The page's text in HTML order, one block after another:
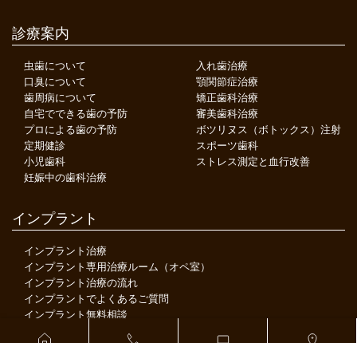
診療案内
虫歯について
口臭について
歯周病について
自宅でできる歯の予防
プロによる歯の予防
定期健診
小児歯科
妊娠中の歯科治療
入れ歯治療
顎関節症治療
矯正歯科治療
審美歯科治療
ボツリヌス（ボトックス）注射
スポーツ歯科
ストレス測定と血行改善
インプラント
インプラント治療
インプラント専用治療ルーム（オペ室）
インプラント治療の流れ
インプラントでよくあるご質問
インプラント無料相談